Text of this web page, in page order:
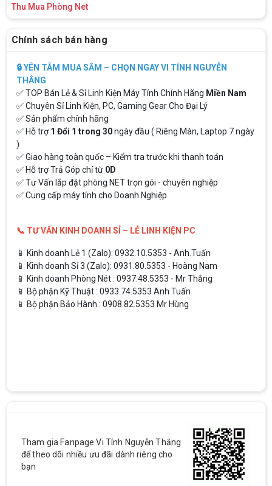
Thu Mua Phòng Net
Chính sách bán hàng
🔒 YÊN TÂM MUA SẮM – CHỌN NGAY VI TÍNH NGUYỄN
THẮNG
✅ TOP Bán Lẻ & Sỉ Linh Kiện Máy Tính Chính Hãng Miền Nam
✅ Chuyên Sỉ Linh Kiện, PC, Gaming Gear Cho Đại Lý
✅ Sản phẩm chính hãng
✅ Hỗ trợ1 Đổi 1 trong 30ngày đầu ( Riêng Màn, Laptop 7 ngày
)
✅ Giao hàng toàn quốc – Kiểm tra trước khi thanh toán
✅ Hỗ trợ Trả Góp chỉ từ 0D
✅ Tư Vấn lắp đặt phòng NET trọn gói - chuyên nghiệp
✅ Cung cấp máy tính cho Doanh Nghiệp
📞 TƯ VẤN KINH DOANH SỈ – LẺ LINH KIỆN PC
📱 Kinh doanh Lẻ 1 (Zalo): 0932.10.5353 - Anh.Tuấn
📱 Kinh doanh Sỉ 3 (Zalo): 0931.80.5353 - Hoàng Nam
📱 Kinh doanh Phòng Nét : 0937.48.5353 - Mr Thắng
📱 Bộ phận Kỹ Thuật : 0933.74.5353 Anh Tuấn
📱 Bộ phận Bảo Hành : 0908.82.5353 Mr Hùng
Tham gia Fanpage Vi Tính Nguyễn Thắng
để theo dõi nhiều ưu đãi dành riêng cho
bạn